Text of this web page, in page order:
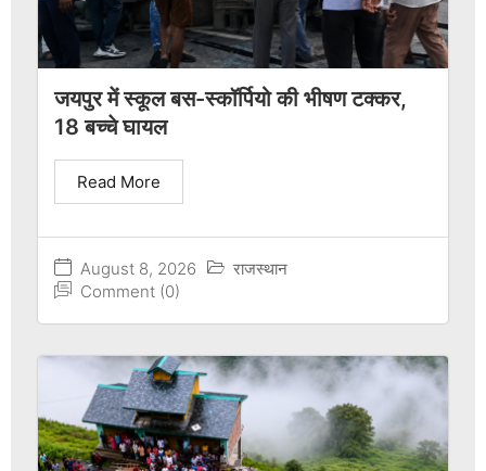
जयपुर में स्कूल बस-स्कॉर्पियो की भीषण टक्कर,
18 बच्चे घायल
August 8, 2026
राजस्थान
Comment (0)
Read More